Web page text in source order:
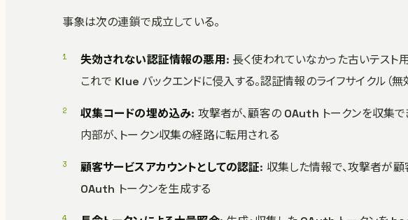
事象は次の連鎖で成立している。
失効されない認証情報の悪用: 長く使われていなかった古いテスト
これで Klue バックエンドに侵入する。認証情報のライフサイクル（
収集コードの埋め込み: 攻撃者が、顧客の OAuth トークンを収集
内部が、トークン収集の経路に転用される
顧客サービスアカウントとしての認証: 収集した情報で、攻撃者が顧
OAuth トークンを生成する